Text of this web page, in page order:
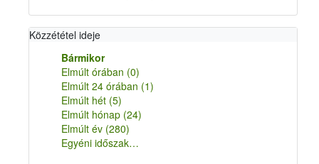
Közzététel ideje
Bármikor
Elmúlt órában (0)
Elmúlt 24 órában (1)
Elmúlt hét (5)
Elmúlt hónap (24)
Elmúlt év (280)
Egyéni időszak…